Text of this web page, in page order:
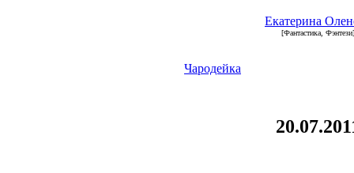
Екатерина
[Фантастика, Фэнтези]
Чародейка